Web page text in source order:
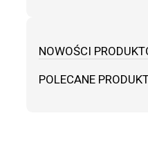
NOWOŚCI
POLECANE